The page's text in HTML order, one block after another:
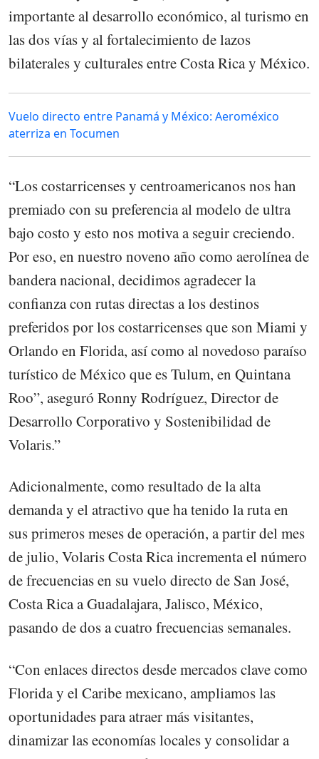
importante al desarrollo económico, al turismo en
las dos vías y al fortalecimiento de lazos
bilaterales y culturales entre Costa Rica y México.
Vuelo directo entre Panamá y México: Aeroméxico
aterriza en Tocumen
“Los costarricenses y centroamericanos nos han
premiado con su preferencia al modelo de ultra
bajo costo y esto nos motiva a seguir creciendo.
Por eso, en nuestro noveno año como aerolínea de
bandera nacional, decidimos agradecer la
confianza con rutas directas a los destinos
preferidos por los costarricenses que son Miami y
Orlando en Florida, así como al novedoso paraíso
turístico de México que es Tulum, en Quintana
Roo”, aseguró Ronny Rodríguez, Director de
Desarrollo Corporativo y Sostenibilidad de
Volaris.”
Adicionalmente, como resultado de la alta
demanda y el atractivo que ha tenido la ruta en
sus primeros meses de operación, a partir del mes
de julio, Volaris Costa Rica incrementa el número
de frecuencias en su vuelo directo de San José,
Costa Rica a Guadalajara, Jalisco, México,
pasando de dos a cuatro frecuencias semanales.
“Con enlaces directos desde mercados clave como
Florida y el Caribe mexicano, ampliamos las
oportunidades para atraer más visitantes,
dinamizar las economías locales y consolidar a